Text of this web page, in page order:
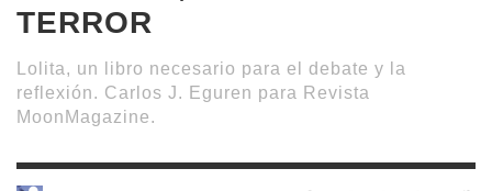
TERROR
Lolita, un libro necesario para el debate y la
reflexión. Carlos J. Eguren para Revista
MoonMagazine.